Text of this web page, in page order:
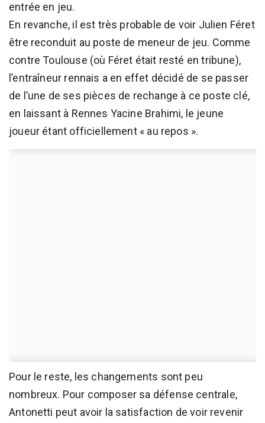
entrée en jeu.
En revanche, il est très probable de voir Julien Féret
être reconduit au poste de meneur de jeu. Comme
contre Toulouse (où Féret était resté en tribune),
l’entraîneur rennais a en effet décidé de se passer
de l’une de ses pièces de rechange à ce poste clé,
en laissant à Rennes Yacine Brahimi, le jeune
joueur étant officiellement « au repos ».
Pour le reste, les changements sont peu
nombreux. Pour composer sa défense centrale,
Antonetti peut avoir la satisfaction de voir revenir